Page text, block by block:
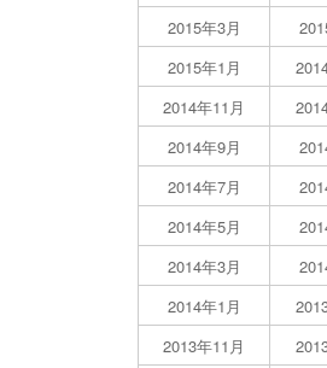
2015年3月
2015年1月
2014年11月
2014年9月
2014年7月
2014年5月
2014年3月
2014年1月
2013年11月